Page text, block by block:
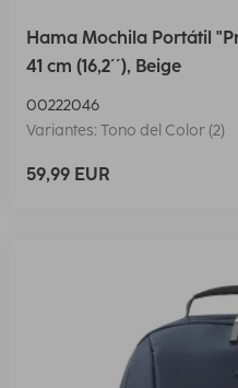
Hama Mochila Portátil
41 cm (16,2´´), Beige
00222046
Variantes: Tono del Color (2)
59,99 EUR